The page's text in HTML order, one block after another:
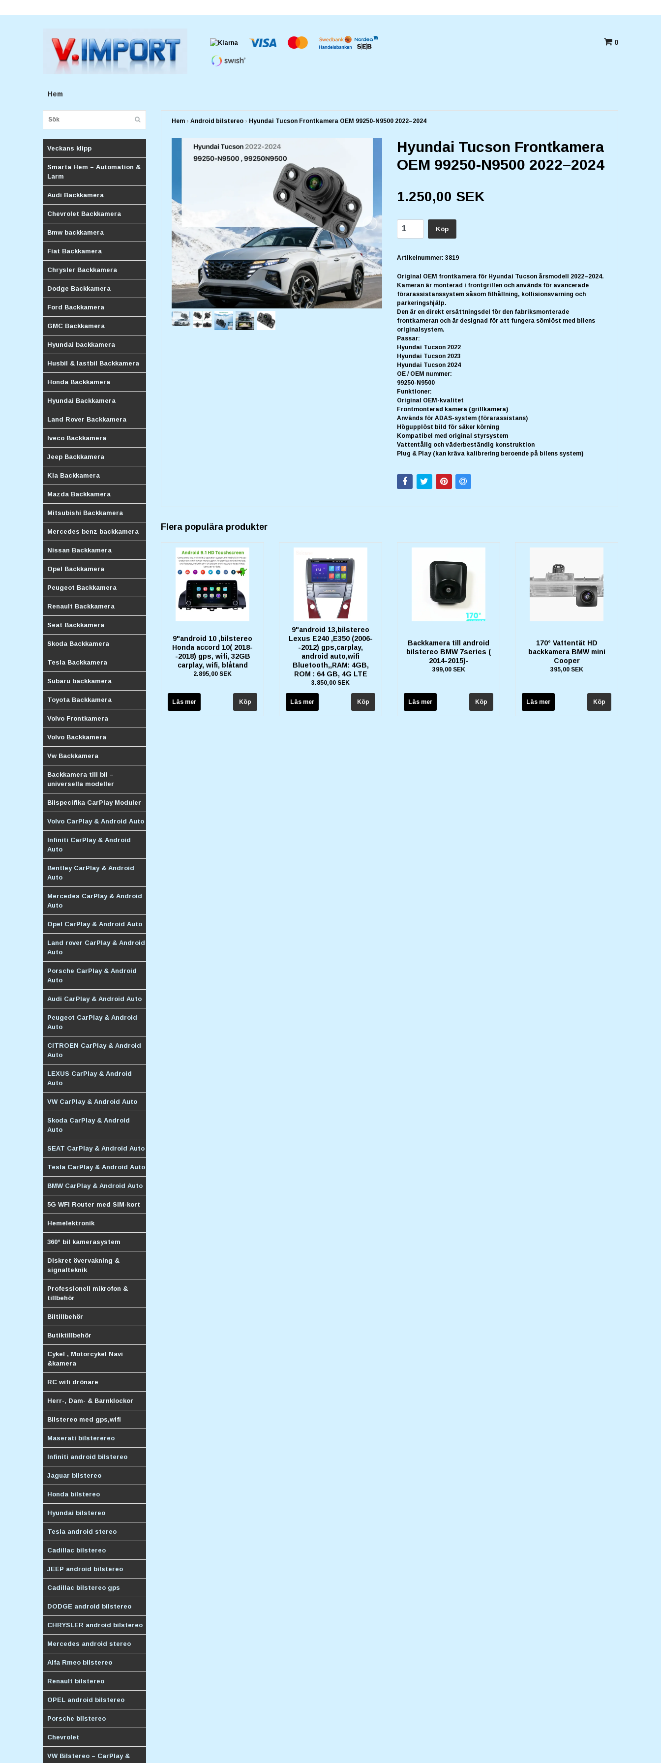
0
Hem
Veckans klipp
Smarta Hem – Automation &
Larm
Audi Backkamera
Chevrolet Backkamera
Bmw backkamera
Fiat Backkamera
Chrysler Backkamera
Dodge Backkamera
Ford Backkamera
GMC Backkamera
Hyundai backkamera
Husbil & lastbil Backkamera
Honda Backkamera
Hyundai Backkamera
Land Rover Backkamera
Iveco Backkamera
Jeep Backkamera
Kia Backkamera
Mazda Backkamera
Mitsubishi Backkamera
Mercedes benz backkamera
Nissan Backkamera
Opel Backkamera
Peugeot Backkamera
Renault Backkamera
Seat Backkamera
Skoda Backkamera
Tesla Backkamera
Subaru backkamera
Toyota Backkamera
Volvo Frontkamera
Volvo Backkamera
Vw Backkamera
Backkamera till bil –
universella modeller
Bilspecifika CarPlay Moduler
Volvo CarPlay & Android Auto
Infiniti CarPlay & Android
Auto
Bentley CarPlay & Android
Auto
Mercedes CarPlay & Android
Auto
Opel CarPlay & Android Auto
Land rover CarPlay & Android
Auto
Porsche CarPlay & Android
Auto
Audi CarPlay & Android Auto
Peugeot CarPlay & Android
Auto
CITROEN CarPlay & Android
Auto
LEXUS CarPlay & Android
Auto
VW CarPlay & Android Auto
Skoda CarPlay & Android
Auto
SEAT CarPlay & Android Auto
Tesla CarPlay & Android Auto
BMW CarPlay & Android Auto
5G WFI Router med SIM-kort
Hemelektronik
360° bil kamerasystem
Diskret övervakning &
signalteknik
Professionell mikrofon &
tillbehör
Biltillbehör
Butiktillbehör
Cykel , Motorcykel Navi
&kamera
RC wifi drönare
Herr-, Dam- & Barnklockor
Bilstereo med gps,wifi
Maserati bilsterereo
Infiniti android bilstereo
Jaguar bilstereo
Honda bilstereo
Hyundai bilstereo
Tesla android stereo
Cadillac bilstereo
JEEP android bilstereo
Cadillac bilstereo gps
DODGE android bilstereo
CHRYSLER android bilstereo
Mercedes android stereo
Alfa Rmeo bilstereo
Renault bilstereo
OPEL android bilstereo
Porsche bilstereo
Chevrolet
VW Bilstereo – CarPlay &
Hem › Android bilstereo › Hyundai Tucson Frontkamera OEM 99250-N9500 2022–2024
Hyundai Tucson Frontkamera
OEM 99250-N9500 2022–2024
1.250,00 SEK
Köp
Artikelnummer: 3819
Original OEM frontkamera för Hyundai Tucson årsmodell 2022–2024.
Kameran är monterad i frontgrillen och används för avancerade
förarassistanssystem såsom filhållning, kollisionsvarning och
parkeringshjälp.
Den är en direkt ersättningsdel för den fabriksmonterade
frontkameran och är designad för att fungera sömlöst med bilens
originalsystem.
Passar:
Hyundai Tucson 2022
Hyundai Tucson 2023
Hyundai Tucson 2024
OE / OEM nummer:
99250-N9500
Funktioner:
Original OEM-kvalitet
Frontmonterad kamera (grillkamera)
Används för ADAS-system (förarassistans)
Högupplöst bild för säker körning
Kompatibel med original styrsystem
Vattentålig och väderbeständig konstruktion
Plug & Play (kan kräva kalibrering beroende på bilens system)
Flera populära produkter
9"android 10 ,bilstereo
Honda accord 10( 2018-
-2018) gps, wifi, 32GB
carplay, wifi, blåtand
2.895,00 SEK
Läs mer
9"android 13,bilstereo
Lexus E240 ,E350 (2006-
-2012) gps,carplay,
android auto,wifi
Bluetooth,,RAM: 4GB,
ROM : 64 GB, 4G LTE
3.850,00 SEK
Läs mer
Backkamera till android
bilstereo BMW 7series (
2014-2015)-
399,00 SEK
Läs mer
170° Vattentät HD
backkamera BMW mini
Cooper
395,00 SEK
Läs mer